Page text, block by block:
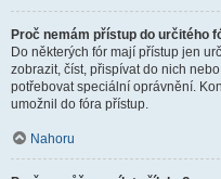
Proč nemám přístup do určitého
Do některých fór mají přístup jen
zobrazit, číst, přispívat do nich
potřebovat speciální oprávnění.
umožnil do fóra přístup.
Nahoru